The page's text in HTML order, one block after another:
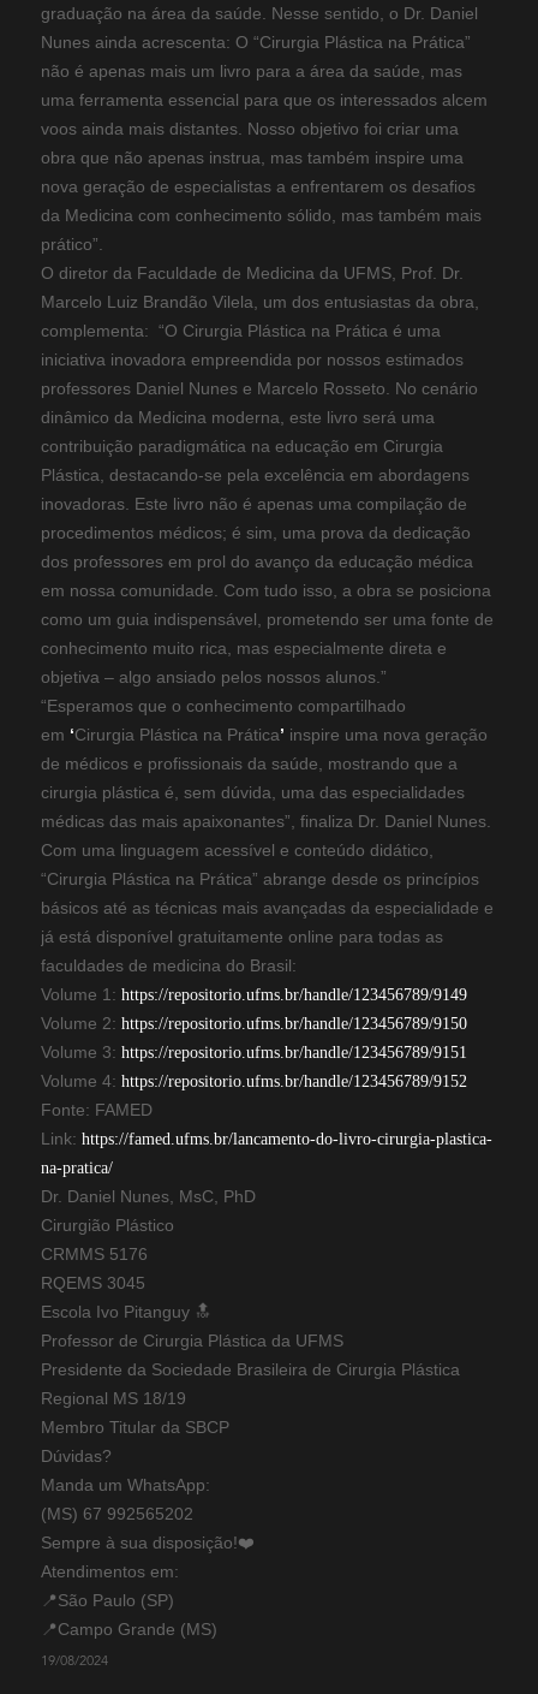
graduação na área da saúde. Nesse sentido, o Dr. Daniel
Nunes ainda acrescenta: O “Cirurgia Plástica na Prática”
não é apenas mais um livro para a área da saúde, mas
uma ferramenta essencial para que os interessados alcem
voos ainda mais distantes. Nosso objetivo foi criar uma
obra que não apenas instrua, mas também inspire uma
nova geração de especialistas a enfrentarem os desafios
da Medicina com conhecimento sólido, mas também mais
prático”.
O diretor da Faculdade de Medicina da UFMS, Prof. Dr.
Marcelo Luiz Brandão Vilela, um dos entusiastas da obra,
complementa: “O Cirurgia Plástica na Prática é uma
iniciativa inovadora empreendida por nossos estimados
professores Daniel Nunes e Marcelo Rosseto. No cenário
dinâmico da Medicina moderna, este livro será uma
contribuição paradigmática na educação em Cirurgia
Plástica, destacando-se pela excelência em abordagens
inovadoras. Este livro não é apenas uma compilação de
procedimentos médicos; é sim, uma prova da dedicação
dos professores em prol do avanço da educação médica
em nossa comunidade. Com tudo isso, a obra se posiciona
como um guia indispensável, prometendo ser uma fonte de
conhecimento muito rica, mas especialmente direta e
objetiva – algo ansiado pelos nossos alunos.”
“Esperamos que o conhecimento compartilhado
em ‘Cirurgia Plástica na Prática’ inspire uma nova geração
de médicos e profissionais da saúde, mostrando que a
cirurgia plástica é, sem dúvida, uma das especialidades
médicas das mais apaixonantes”, finaliza Dr. Daniel Nunes.
Com uma linguagem acessível e conteúdo didático,
“Cirurgia Plástica na Prática” abrange desde os princípios
básicos até as técnicas mais avançadas da especialidade e
já está disponível gratuitamente online para todas as
faculdades de medicina do Brasil:
Volume 1: https://repositorio.ufms.br/handle/123456789/9149
Volume 2: https://repositorio.ufms.br/handle/123456789/9150
Volume 3: https://repositorio.ufms.br/handle/123456789/9151
Volume 4: https://repositorio.ufms.br/handle/123456789/9152
Fonte: FAMED
Link: https://famed.ufms.br/lancamento-do-livro-cirurgia-plastica-
na-pratica/
Dr. Daniel Nunes, MsC, PhD
Cirurgião Plástico
CRMMS 5176
RQEMS 3045
Escola Ivo Pitanguy 🔝
Professor de Cirurgia Plástica da UFMS
Presidente da Sociedade Brasileira de Cirurgia Plástica
Regional MS 18/19
Membro Titular da SBCP
Dúvidas?
Manda um WhatsApp:
(MS) 67 992565202
Sempre à sua disposição!❤️
Atendimentos em:
📍São Paulo (SP)
📍Campo Grande (MS)
19/08/2024